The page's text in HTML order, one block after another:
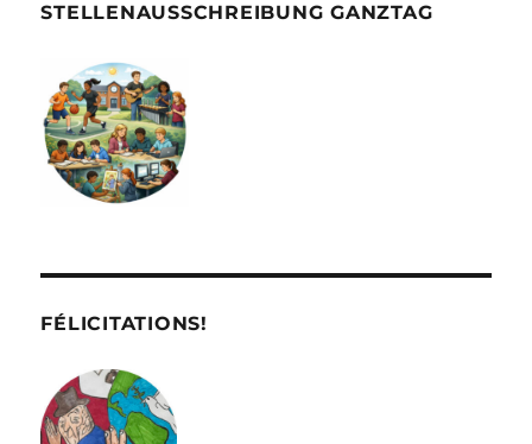
STELLENAUSSCHREIBUNG GANZTAG
FÉLICITATIONS!